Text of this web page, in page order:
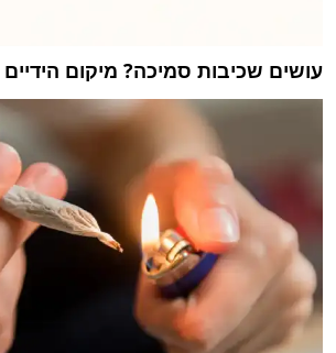
עושים שכיבות סמיכה? מיקום